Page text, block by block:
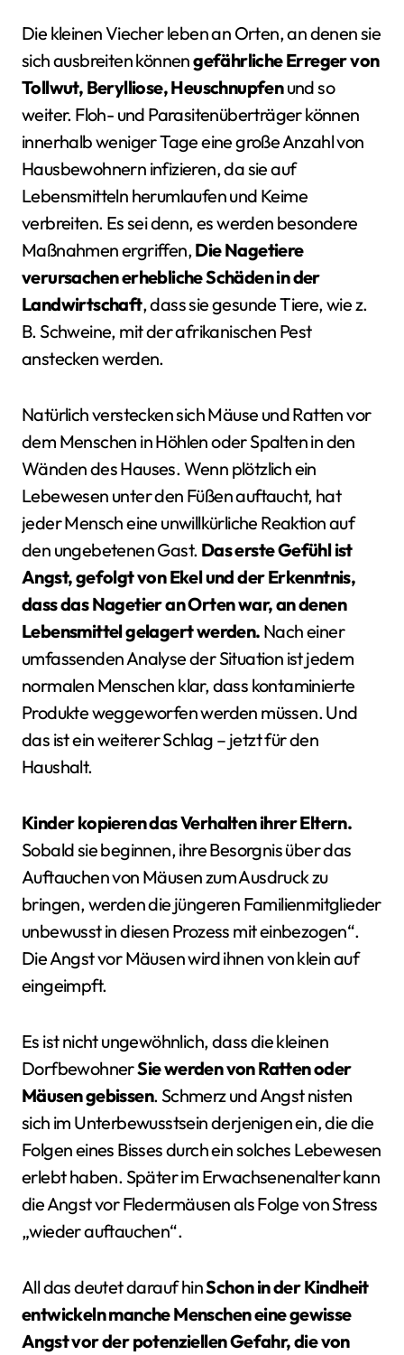
Die kleinen Viecher leben an Orten, an denen sie
sich ausbreiten könnengefährliche Erreger von
Tollwut, Berylliose, Heuschnupfenund so
weiter. Floh- und Parasitenüberträger können
innerhalb weniger Tage eine große Anzahl von
Hausbewohnern infizieren, da sie auf
Lebensmitteln herumlaufen und Keime
verbreiten. Es sei denn, es werden besondere
Maßnahmen ergriffen,Die Nagetiere
verursachen erhebliche Schäden in der
Landwirtschaft, dass sie gesunde Tiere, wie z.
B. Schweine, mit der afrikanischen Pest
anstecken werden.
Natürlich verstecken sich Mäuse und Ratten vor
dem Menschen in Höhlen oder Spalten in den
Wänden des Hauses. Wenn plötzlich ein
Lebewesen unter den Füßen auftaucht, hat
jeder Mensch eine unwillkürliche Reaktion auf
den ungebetenen Gast. Das erste Gefühl ist
Angst, gefolgt von Ekel und der Erkenntnis,
dass das Nagetier an Orten war, an denen
Lebensmittel gelagert werden. Nach einer
umfassenden Analyse der Situation ist jedem
normalen Menschen klar, dass kontaminierte
Produkte weggeworfen werden müssen. Und
das ist ein weiterer Schlag – jetzt für den
Haushalt.
Kinder kopieren das Verhalten ihrer Eltern.
Sobald sie beginnen, ihre Besorgnis über das
Auftauchen von Mäusen zum Ausdruck zu
bringen, werden die jüngeren Familienmitglieder
unbewusst in diesen Prozess mit einbezogen“.
Die Angst vor Mäusen wird ihnen von klein auf
eingeimpft.
Es ist nicht ungewöhnlich, dass die kleinen
DorfbewohnerSie werden von Ratten oder
Mäusen gebissen. Schmerz und Angst nisten
sich im Unterbewusstsein derjenigen ein, die die
Folgen eines Bisses durch ein solches Lebewesen
erlebt haben. Später im Erwachsenenalter kann
die Angst vor Fledermäusen als Folge von Stress
„wieder auftauchen“.
All das deutet darauf hinSchon in der Kindheit
entwickeln manche Menschen eine gewisse
Angst vor der potenziellen Gefahr, die von